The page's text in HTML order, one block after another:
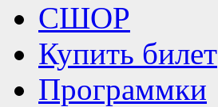
СШОР
Купить билет
Программки